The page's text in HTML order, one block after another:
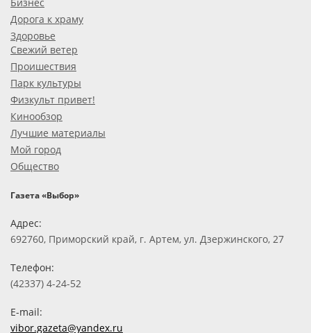
Бизнес
Дорога к храму
Здоровье
Свежий ветер
Проишествия
Парк культуры
Физкульт привет!
Кинообзор
Лучшие материалы
Мой город
Общество
Газета «Выбор»
Адрес:
692760, Приморский край, г. Артем, ул. Дзержинского, 27
Телефон:
(42337) 4-24-52
E-mail:
vibor.gazeta@yandex.ru